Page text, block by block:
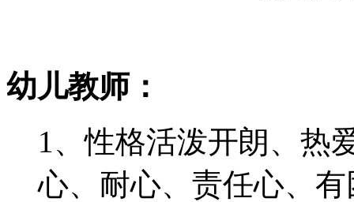
幼儿教师：
1、性格活泼开朗、热
心、耐心、责任心、